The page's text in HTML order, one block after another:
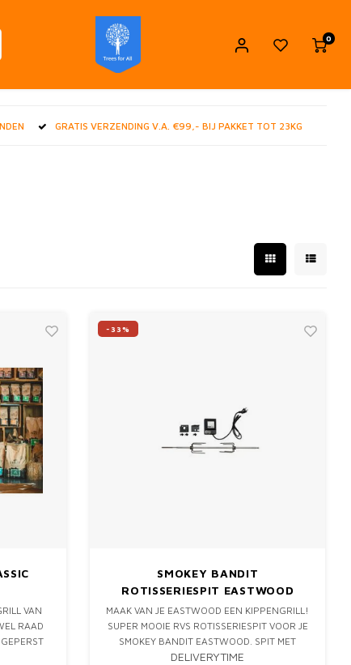
0
GRATIS VERZENDING V.A. €99,- BIJ PAKKET TOT 23KG
VAN
RAAD
-33%
SMOKEY BANDIT
ROTISSERIESPIT EASTWOOD
MAAK VAN JE EASTWOOD EEN KIPPENGRILL!
SUPER MOOIE RVS ROTISSERIESPIT VOOR JE
SMOKEY BANDIT EASTWOOD. SPIT MET
TWEE VERSTELBARE RVS VORKEN EN EEN
DELIVERYTIME